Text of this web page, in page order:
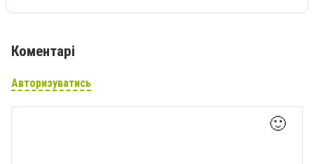
Коментарі
Авторизуватись
🙂